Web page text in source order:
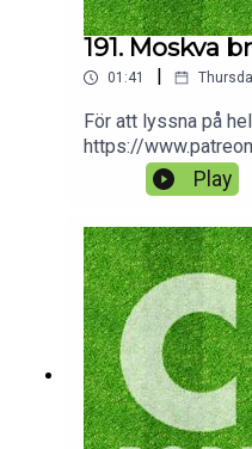
191. Moskva
01:41
För att lyssna på
https://
-podden Awards
spelare25:20 Årets
övergång32:44
tränare38:15 Årets
besvikelse43:32
vändning
Play